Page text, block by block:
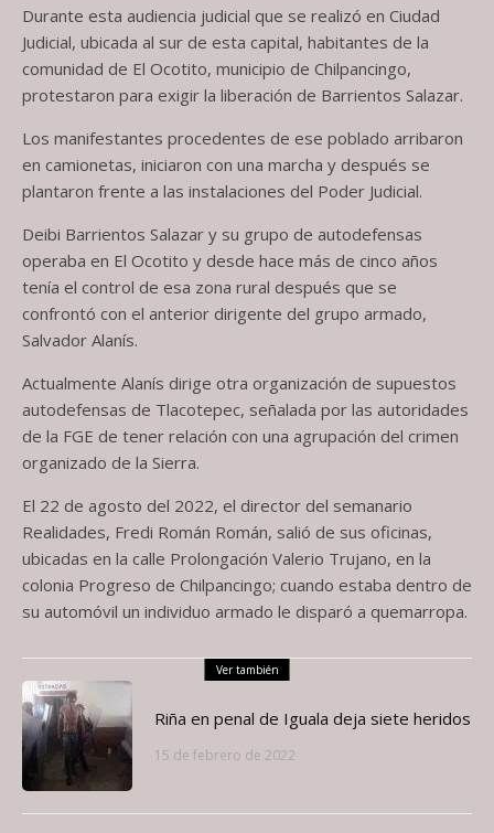
Durante esta audiencia judicial que se realizó en Ciudad
Judicial, ubicada al sur de esta capital, habitantes de la
comunidad de El Ocotito, municipio de Chilpancingo,
protestaron para exigir la liberación de Barrientos Salazar.
Los manifestantes procedentes de ese poblado arribaron
en camionetas, iniciaron con una marcha y después se
plantaron frente a las instalaciones del Poder Judicial.
Deibi Barrientos Salazar y su grupo de autodefensas
operaba en El Ocotito y desde hace más de cinco años
tenía el control de esa zona rural después que se
confrontó con el anterior dirigente del grupo armado,
Salvador Alanís.
Actualmente Alanís dirige otra organización de supuestos
autodefensas de Tlacotepec, señalada por las autoridades
de la FGE de tener relación con una agrupación del crimen
organizado de la Sierra.
El 22 de agosto del 2022, el director del semanario
Realidades, Fredi Román Román, salió de sus oficinas,
ubicadas en la calle Prolongación Valerio Trujano, en la
colonia Progreso de Chilpancingo; cuando estaba dentro de
su automóvil un individuo armado le disparó a quemarropa.
Ver también
Riña en penal de Iguala deja siete heridos
15 de febrero de 2022